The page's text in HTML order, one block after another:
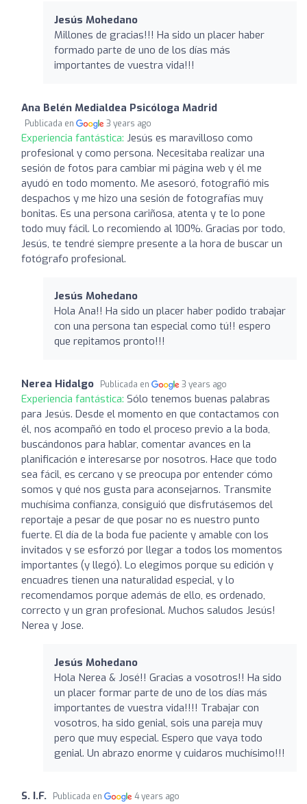
Jesús Mohedano
Millones de gracias!!! Ha sido un placer haber
formado parte de uno de los días más
importantes de vuestra vida!!!
Ana Belén Medialdea Psicóloga Madrid
Publicada en 3 years ago
Experiencia fantástica: Jesús es maravilloso como
profesional y como persona. Necesitaba realizar una
sesión de fotos para cambiar mi página web y él me
ayudó en todo momento. Me asesoró, fotografió mis
despachos y me hizo una sesión de fotografías muy
bonitas. Es una persona cariñosa, atenta y te lo pone
todo muy fácil. Lo recomiendo al 100%. Gracias por todo,
Jesús, te tendré siempre presente a la hora de buscar un
fotógrafo profesional.
Jesús Mohedano
Hola Ana!! Ha sido un placer haber podido trabajar
con una persona tan especial como tú!! espero
que repitamos pronto!!!
Nerea Hidalgo Publicada en 3 years ago
Experiencia fantástica: Sólo tenemos buenas palabras
para Jesús. Desde el momento en que contactamos con
él, nos acompañó en todo el proceso previo a la boda,
buscándonos para hablar, comentar avances en la
planificación e interesarse por nosotros. Hace que todo
sea fácil, es cercano y se preocupa por entender cómo
somos y qué nos gusta para aconsejarnos. Transmite
muchísima confianza, consiguió que disfrutásemos del
reportaje a pesar de que posar no es nuestro punto
fuerte. El día de la boda fue paciente y amable con los
invitados y se esforzó por llegar a todos los momentos
importantes (y llegó). Lo elegimos porque su edición y
encuadres tienen una naturalidad especial, y lo
recomendamos porque además de ello, es ordenado,
correcto y un gran profesional. Muchos saludos Jesús!
Nerea y Jose.
Jesús Mohedano
Hola Nerea & José!! Gracias a vosotros!! Ha sido
un placer formar parte de uno de los días más
importantes de vuestra vida!!!! Trabajar con
vosotros, ha sido genial, sois una pareja muy
pero que muy especial. Espero que vaya todo
genial. Un abrazo enorme y cuidaros muchísimo!!!
S. I.F. Publicada en 4 years ago